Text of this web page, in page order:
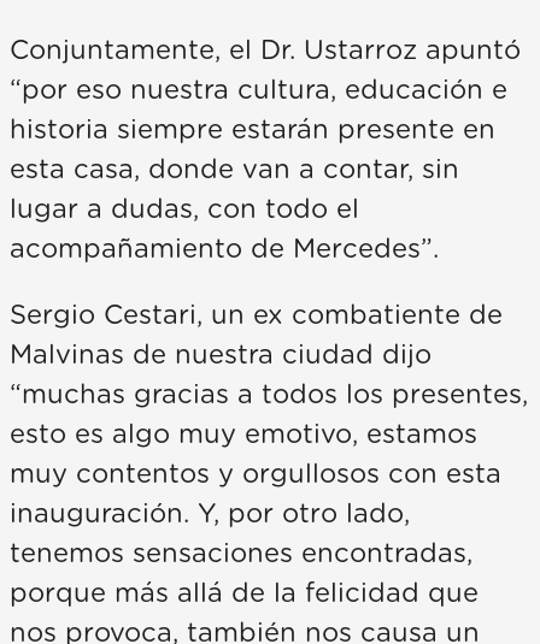
Conjuntamente, el Dr. Ustarroz apuntó
“por eso nuestra cultura, educación e
historia siempre estarán presente en
esta casa, donde van a contar, sin
lugar a dudas, con todo el
acompañamiento de Mercedes”.
Sergio Cestari, un ex combatiente de
Malvinas de nuestra ciudad dijo
“muchas gracias a todos los presentes,
esto es algo muy emotivo, estamos
muy contentos y orgullosos con esta
inauguración. Y, por otro lado,
tenemos sensaciones encontradas,
porque más allá de la felicidad que
nos provoca, también nos causa un